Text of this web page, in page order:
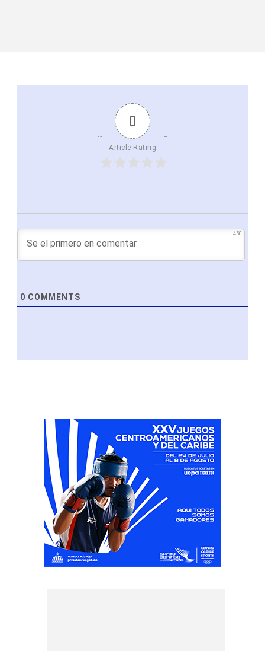
0
Article Rating
450
0 COMMENTS